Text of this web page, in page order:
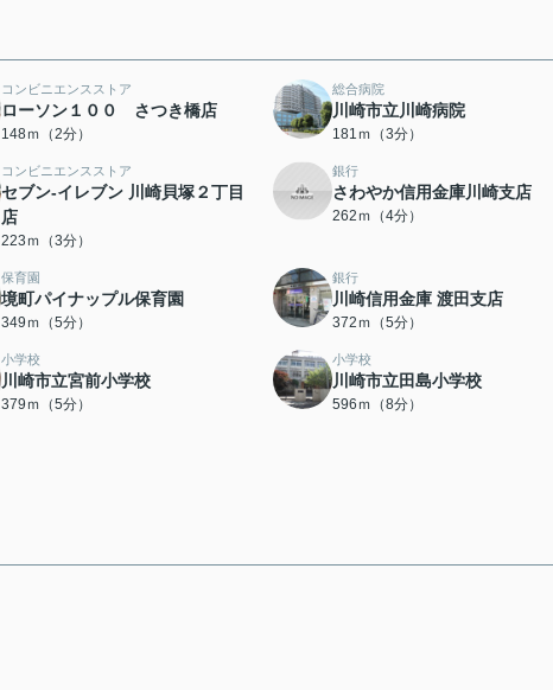
コンビニエンスストア
ローソン１００ さつき橋店
148ｍ（2分）
総合病院
川崎市立川崎病院
181ｍ（3分）
コンビニエンスストア
セブン‐イレブン 川崎貝塚２丁目
店
223ｍ（3分）
銀行
さわやか信用金庫川崎支店
262ｍ（4分）
保育園
境町パイナップル保育園
349ｍ（5分）
銀行
川崎信用金庫 渡田支店
372ｍ（5分）
小学校
川崎市立宮前小学校
379ｍ（5分）
小学校
川崎市立田島小学校
596ｍ（8分）